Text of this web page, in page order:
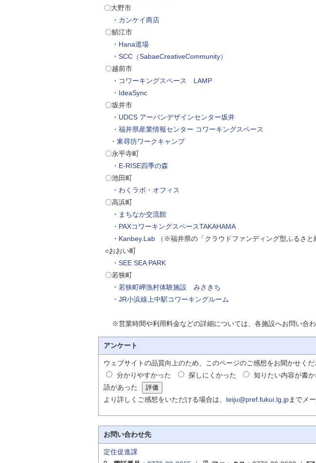
〇大野市
・ カンケイ商店
〇鯖江市
・ Hana道場
・ SCC（SabaeCreativeCommunity）
〇越前市
・ コワーキングスペース LAMP
・ IdeaSync
〇坂井市
・ UDCS アーバンデザインセンター坂井
・ 福井県産業情報センター コワーキングスペース
・ 東尋坊ワークキャンプ
〇永平寺町
・ E-RISE四季の森
〇池田町
・ わくラボ・オフィス
〇高浜町
・ まちなか交流館
・ PAXコワーキングスペースTAKAHAMA
・ Kanbey.Lab （※福井県の「クラウドファンディング型ふるさと
○おおい町
・ SEE SEA PARK
〇若狭町
・ 若狭町岬漁村体験施設 みさきち
・ JR小浜線上中駅コワーキングルーム
※営業時間や利用料金などの詳細については、各施設へお問い合わ
アンケート
ウェブサイトの品質向上のため、このページのご感想をお聞かせくだ
分かりやすかった
探しにくかった 知りたい内容が書
語があった
より詳しくご感想をいただける場合は、 teiju@pref.fukui.lg.jpまでメ
お問い合わせ先
定住促進課